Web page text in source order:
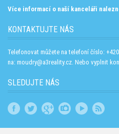
Více informací o naší kanceláři
KONTAKTUJTE NÁS
Telefonovat můžete na telefoní číslo:
na: moudry@a3reality.cz. Nebo vyplnit
SLEDUJTE NÁS